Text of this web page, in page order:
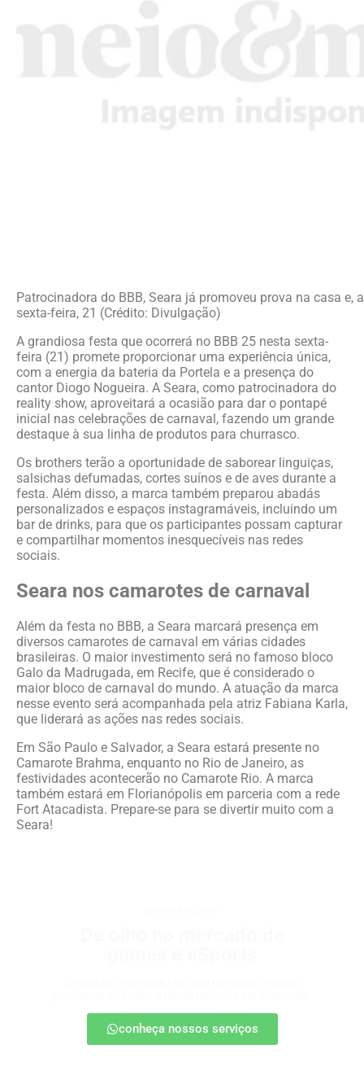
Patrocinadora do BBB, Seara já promoveu prova na casa e,
sexta-feira, 21 (Crédito: Divulgação)
A grandiosa festa que ocorrerá no BBB 25 nesta sexta-
feira (21) promete proporcionar uma experiência única,
com a energia da bateria da Portela e a presença do
cantor Diogo Nogueira. A Seara, como patrocinadora do
reality show, aproveitará a ocasião para dar o pontapé
inicial nas celebrações de carnaval, fazendo um grande
destaque à sua linha de produtos para churrasco.
Os brothers terão a oportunidade de saborear linguiças,
salsichas defumadas, cortes suínos e de aves durante a
festa. Além disso, a marca também preparou abadás
personalizados e espaços instagramáveis, incluindo um
bar de drinks, para que os participantes possam capturar
e compartilhar momentos inesquecíveis nas redes
sociais.
Seara nos camarotes de carnaval
Além da festa no BBB, a Seara marcará presença em
diversos camarotes de carnaval em várias cidades
brasileiras. O maior investimento será no famoso bloco
Galo da Madrugada, em Recife, que é considerado o
maior bloco de carnaval do mundo. A atuação da marca
nesse evento será acompanhada pela atriz Fabiana Karla,
que liderará as ações nas redes sociais.
Em São Paulo e Salvador, a Seara estará presente no
Camarote Brahma, enquanto no Rio de Janeiro, as
festividades acontecerão no Camarote Rio. A marca
também estará em Florianópolis em parceria com a rede
Fort Atacadista. Prepare-se para se divertir muito com a
Seara!
conheça nossos serviços